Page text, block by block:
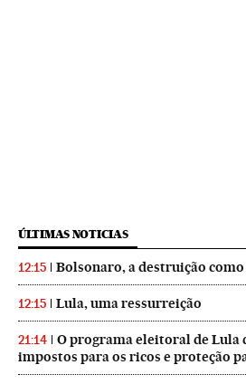
ÚLTIMAS NOTICIAS
12:15 Bolsonaro, a destruição
12:15 Lula, uma ressurreição
21:14
O programa eleitoral de Lula
impostos para os ricos e proteção